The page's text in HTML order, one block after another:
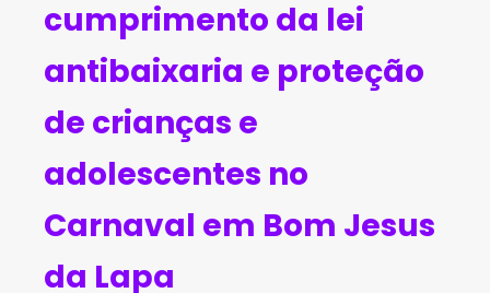
cumprimento da lei
antibaixaria e proteção
de crianças e
adolescentes no
Carnaval em Bom Jesus
da Lapa